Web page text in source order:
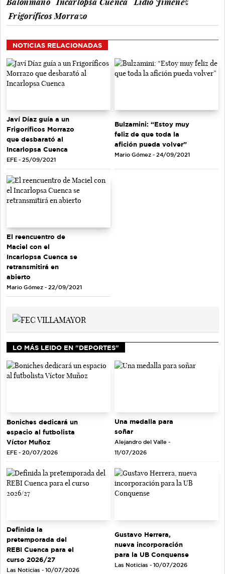
Frigoríficos Morrazo
NOTICIAS RELACIONADAS
Javí Díaz guía a un
Frigoríficos Morrazo
que desbarató al
Incarlopsa Cuenca
EFE - 25/09/2021
Bulzamini: “Estoy muy
feliz de que toda la
afición pueda volver”
Mario Gómez - 24/09/2021
El reencuentro de
Maciel con el
Incarlopsa Cuenca se
retransmitirá en
abierto
Mario Gómez - 22/09/2021
LO MÁS LEIDO EN "DEPORTES"
Boniches dedicará un
espacio al futbolista
Víctor Muñoz
EFE - 20/07/2026
Una medalla para
soñar
Alejandro del Valle -
11/07/2026
Definida la
pretemporada del
REBI Cuenca para el
curso 2026/27
Las Noticias - 10/07/2026
Gustavo Herrera,
nueva incorporación
para la UB Conquense
Las Noticias - 10/07/2026